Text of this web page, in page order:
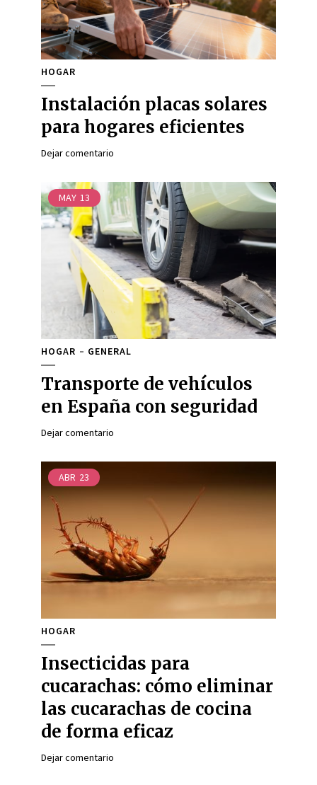
HOGAR
Instalación placas solares
para hogares eficientes
Dejar comentario
MAY 13
HOGAR GENERAL
Transporte de vehículos
en España con seguridad
Dejar comentario
ABR 23
HOGAR
Insecticidas para
cucarachas: cómo eliminar
las cucarachas de cocina
de forma eficaz
Dejar comentario